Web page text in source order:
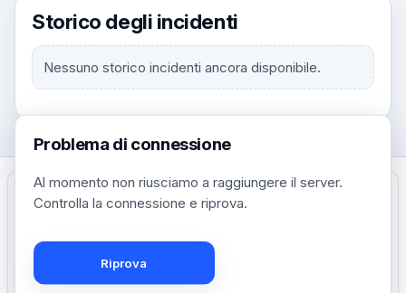
Storico degli incidenti
Nessuno storico incidenti ancora disponibile.
Crea, condividi e governa short link con copertura globale.
Crea il tuo account gratuito
Problema di connessione
Al momento non riusciamo a raggiungere il server.
Controlla la connessione e riprova.
Riprova